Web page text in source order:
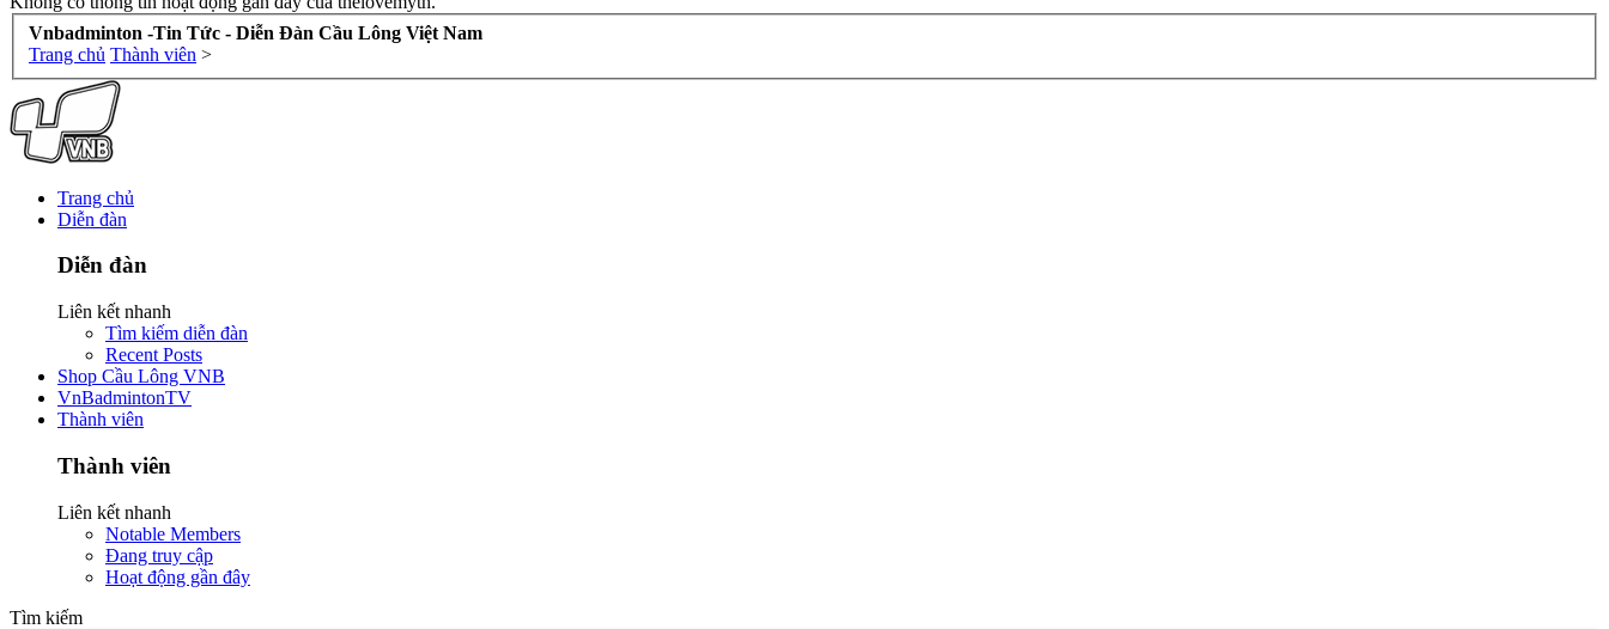
Vnbadminton -Tin Tức - Diễn Đàn Cầu Lông Việt Nam
Trang chủ Thành viên >
Trang chủ
Diễn đàn
Diễn đàn
Liên kết nhanh
Tìm kiếm diễn đàn
Recent Posts
Shop Cầu Lông VNB
VnBadmintonTV
Thành viên
Thành viên
Liên kết nhanh
Notable Members
Đang truy cập
Hoạt động gần đây
Tìm kiếm